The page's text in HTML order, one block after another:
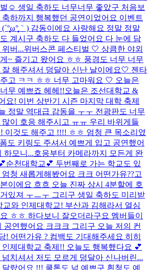
☺️ 생일 축하도 너무너무 좋았구 처음보
하까지 행복했던 공연이었어요 이벤트
｀) 감동이에요 사랑해요 정말 정말
계시구 축하도 다 들었어요 다 눈에 담
버...위버스콘 페스티벌 🤍 상큼한 야외
~ 즐기고 왔어요 ㅎㅎ 풍경도 너무 너무
해주셔서 덩달아 신난 날이에요🤍 젠타
고 ㅋㅋ ㅎㅎ 너무 고마워요 🤍 오늘은
무 예쁘죠 헤헤!!오늘은 조선대학교 &
요! 이번 상반기 시즌 마지막 대학 축제
정말 역대급 감동을 ㅜㅜ 전광판도 너무
이 호응 해주시고 ㅠㅠ 우리 바위게들
이것도 해주고 !!!! ㅎㅎ 엄청 큰 목소리였
도 키링도 주셔서 예쁘게 입고 공연했어
하모니...호응부터 카메라까지 모든게 완
순천대학교💕 두번째로 가는 학교도 있
청 새롭게해봤어요 크크 어떤가유??고
이에요 흐흐 오늘 진짜 상시 4분할에 호
있져 ㅜㅡㅜ 그리구 생일 축하도 미리받
교와 인제대학교! 부산과 김해라서 열심
ㅎㅎ 하다보니 잘오더라구요 멤버들이
공연했어요 크크크 그리구 오늘 저의 컨
! 어떤가유 ? 컴백도 기대해주세요 히히
제대학교 축제!! 오늘도 행복했다요 💕
치셔서 저도 모르게 덩달아 신나버린...
랐어요 !!! 쿨톤도 넘 예쁘구 흰청도 예